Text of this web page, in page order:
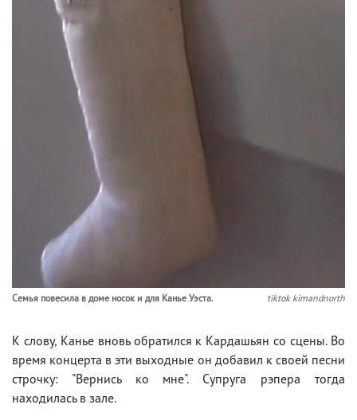
Семья повесила в доме носок и для Канье Уэста. tiktok kimandnorth
К слову, Канье вновь обратился к Кардашьян со сцены. Во
время концерта в эти выходные он добавил к своей песни
строчку: "Вернись ко мне". Супруга рэпера тогда
находилась в зале.